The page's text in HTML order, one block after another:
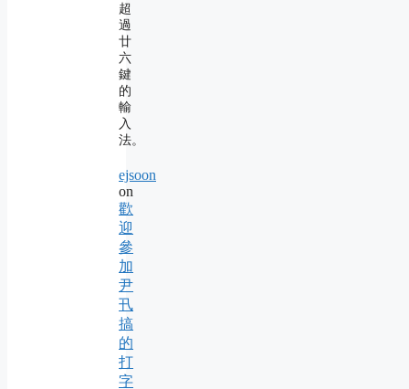
超
過
廿
六
鍵
的
輸
入
法。
ejsoon
on
歡
迎
參
加
尹
卂
搞
的
打
字